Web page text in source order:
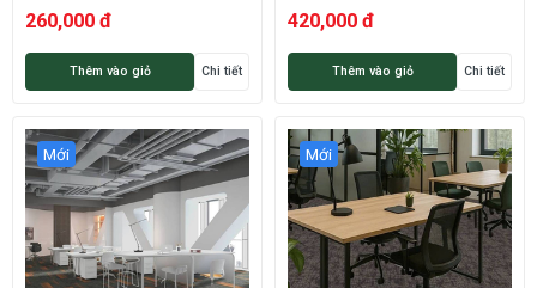
260,000 đ
Thêm vào giỏ Chi tiết
420,000 đ
Thêm vào giỏ Chi tiết
Mới Mới